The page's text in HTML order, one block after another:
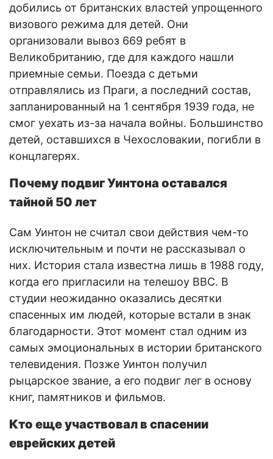
добились от британских властей упрощенного
визового режима для детей. Они
организовали вывоз 669 ребят в
Великобританию, где для каждого нашли
приемные семьи. Поезда с детьми
отправлялись из Праги, а последний состав,
запланированный на 1 сентября 1939 года, не
смог уехать из-за начала войны. Большинство
детей, оставшихся в Чехословакии, погибли в
концлагерях.
Почему подвиг Уинтона оставался
тайной 50 лет
Сам Уинтон не считал свои действия чем-то
исключительным и почти не рассказывал о
них. История стала известна лишь в 1988 году,
когда его пригласили на телешоу BBC. В
студии неожиданно оказались десятки
спасенных им людей, которые встали в знак
благодарности. Этот момент стал одним из
самых эмоциональных в истории британского
телевидения. Позже Уинтон получил
рыцарское звание, а его подвиг лег в основу
книг, памятников и фильмов.
Кто еще участвовал в спасении
еврейских детей